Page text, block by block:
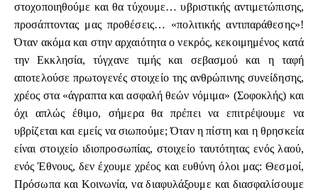
στοχοποιηθούμε και θα τύχουμε… υβριστικής αντιμετώπισης,
προσάπτοντας μας προθέσεις… «πολιτικής αντιπαράθεσης»!
Όταν ακόμα και στην αρχαιότητα ο νεκρός, κεκοιμημένος κατά
την Εκκλησία, τύγχανε τιμής και σεβασμού και η ταφή
αποτελούσε πρωτογενές στοιχείο της ανθρώπινης συνείδησης,
χρέος στα «άγραπτα και ασφαλή θεών νόμιμα» (Σοφοκλής) και
όχι απλώς έθιμο, σήμερα θα πρέπει να επιτρέψουμε να
υβρίζεται και εμείς να σιωπούμε; Όταν η πίστη και η θρησκεία
είναι στοιχείο ιδιοπροσωπίας, στοιχείο ταυτότητας ενός λαού,
ενός Έθνους, δεν έχουμε χρέος και ευθύνη όλοι μας: Θεσμοί,
Πρόσωπα και Κοινωνία, να διαφυλάξουμε και διασφαλίσουμε